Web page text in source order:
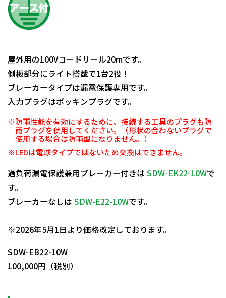
屋外用の100Vコードリール20mです。
側板部分にライト搭載で1台2役！
ブレーカータイプは漏電保護専用です。
入力プラグはポッキンプラグです。
※防雨性能を有効にするために、接続する工具のプラグも防
雨プラグを使用してください。（形状の合わないプラグで
使用する場合は防雨型になりません。）
※LEDは電球タイプではないため交換はできません。
過負荷漏電保護兼用ブレーカー付きは SDW-EK22-10Wで
す。
ブレーカーなしは SDW-E22-10Wです。
※2026年5月1日より価格改定しております。
SDW-EB22-10W
100,000円（税別）